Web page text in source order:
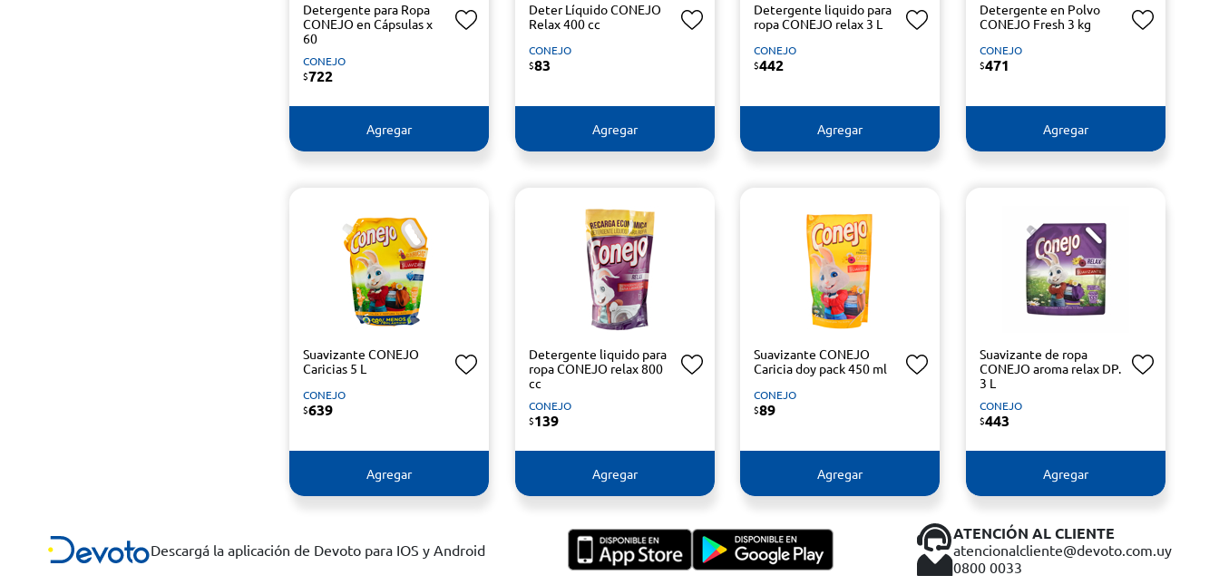
Detergente para Ropa
CONEJO en Cápsulas x
60
CONEJO
$722
Agregar
Deter Líquido CONEJO
Relax 400 cc
CONEJO
$83
Agregar
Detergente liquido para
ropa CONEJO relax 3 L
CONEJO
$442
Agregar
Detergente en Polvo
CONEJO Fresh 3 kg
CONEJO
$471
Agregar
Suavizante CONEJO
Caricias 5 L
CONEJO
$639
Agregar
Detergente liquido para
ropa CONEJO relax 800
cc
CONEJO
$139
Agregar
Suavizante CONEJO
Caricia doy pack 450 ml
CONEJO
$89
Agregar
Suavizante de ropa
CONEJO aroma relax DP.
3 L
CONEJO
$443
Agregar
Descargá la aplicación de Devoto para IOS y Android
ATENCIÓN AL CLIENTE
atencionalcliente@devoto.com.uy
0800 0033